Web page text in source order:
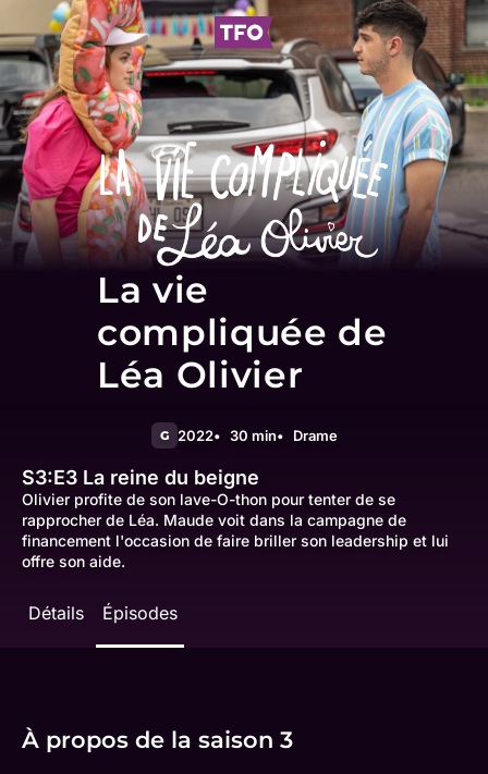
La vie
compliquée de
Léa Olivier
G 2022 30 min Drame
S3:E3 La reine du beigne
Olivier profite de son lave-O-thon pour tenter de se
rapprocher de Léa. Maude voit dans la campagne de
financement l'occasion de faire briller son leadership et lui
offre son aide.
Détails Épisodes
À propos de la saison 3